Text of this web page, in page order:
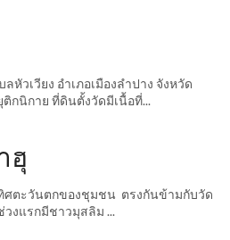
หัวเวียง อำเภอเมืองลำปาง จังหวัด
กนิกาย ที่ดินตั้งวัดมีเนื้อที่...
ฮุ
ตะวันตกของชุมชน ตรงกันข้ามกับวัด
งแรกมีชาวมุสลิม ...